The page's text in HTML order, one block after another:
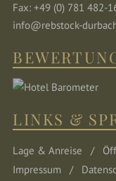
Fax: +49 (0) 781 482-
info@rebstock-
LINKS &
Lage & Anreise
Impressum